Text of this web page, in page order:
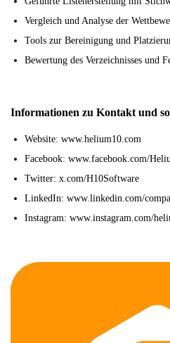
Vergleich und Analyse der
Tools zur Bereinigung und
Bewertung des Verzeichnisses und
Informationen zu Kontakt und
Website: www.helium10.com
Facebook: www.facebook.com/
Twitter: x.com/H10Software
LinkedIn: www.linkedin.com/
Instagram: www.instagram.com/